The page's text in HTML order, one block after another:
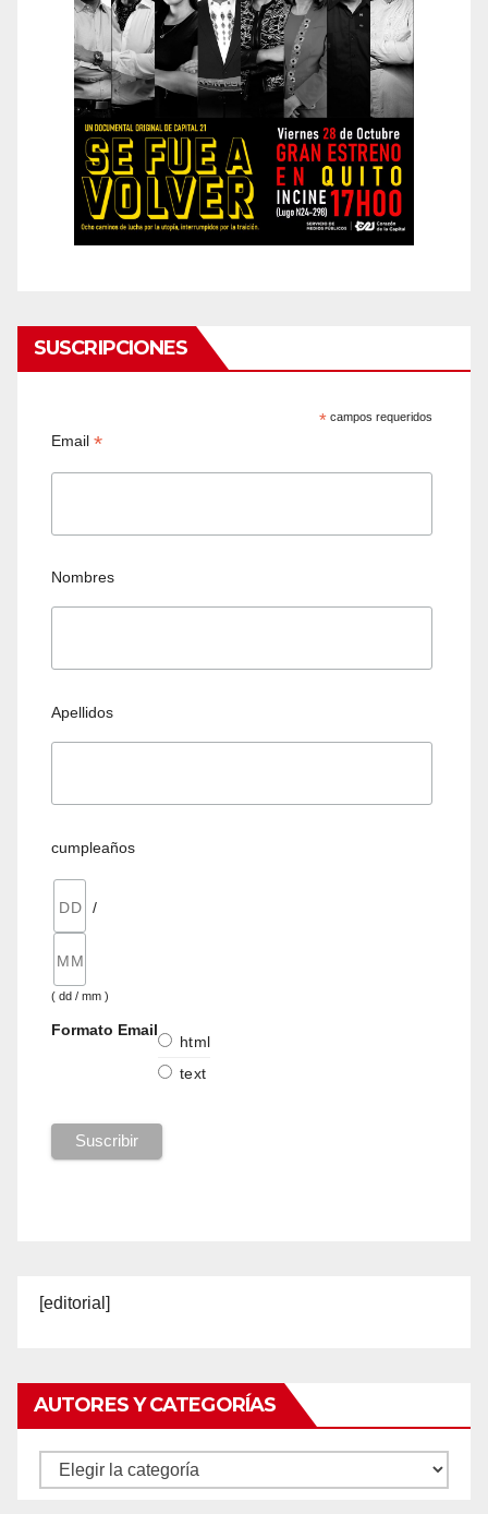
SUSCRIPCIONES
* campos requeridos
Email*
Nombres
Apellidos
cumpleaños
/
( dd / mm )
Formato Email
html
text
[editorial]
AUTORES Y CATEGORÍAS
Autores